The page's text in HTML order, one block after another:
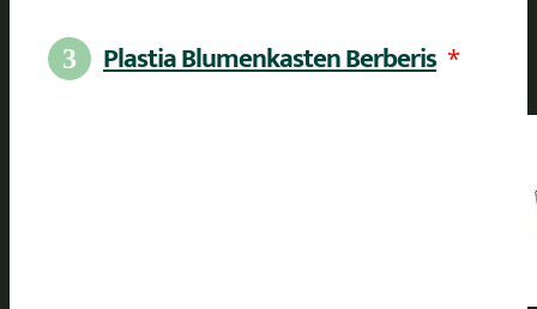
3 Plastia Blumenkasten Berberis *